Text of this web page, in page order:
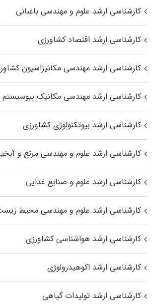
کارشناسی ارشد علوم و مهندسی باغبانی
کارشناسی ارشد اقتصاد کشاورزی
کارشناسی ارشد مهندسی مکانیزاسیون
کارشناسی ارشد مهندسی مکانیک بیوسیستم
کارشناسی ارشد بیوتکنولوژی کشاورزی
کارشناسی ارشد علوم و مهندسی مرتع و
کارشناسی ارشد علوم و صنایع غذایی
کارشناسی ارشد علوم و مهندسی محیط
کارشناسی ارشد هواشناسی کشاورزی
کارشناسی ارشد اکوهیدرولوژی
کارشناسی ارشد تولیدات گیاهی